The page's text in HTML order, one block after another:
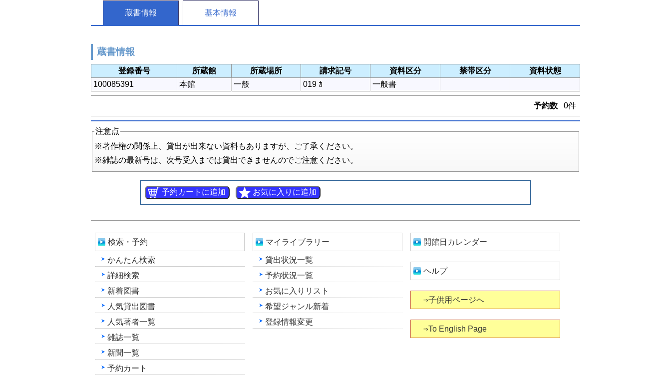
蔵書情報 基本情報
蔵書情報
登録番号 所蔵館 所蔵場所 請求記号 資料区分 禁帯区分
資料状態
100085391
本館 一般 019 ｶ 一般書
予約数 0件
注意点
※著作権の関係上、貸出が出来ない資料もありますが、ご了承ください。
※雑誌の最新号は、次号受入までは貸出できませんのでご注意ください。
検索・予約
かんたん検索
詳細検索
新着図書
人気貸出図書
人気著者一覧
雑誌一覧
新聞一覧
予約カート
マイライブラリー
貸出状況一覧
予約状況一覧
お気に入りリスト
希望ジャンル新着
登録情報変更
開館日カレンダー
ヘルプ
⇒子供用ページへ
⇒To English Page